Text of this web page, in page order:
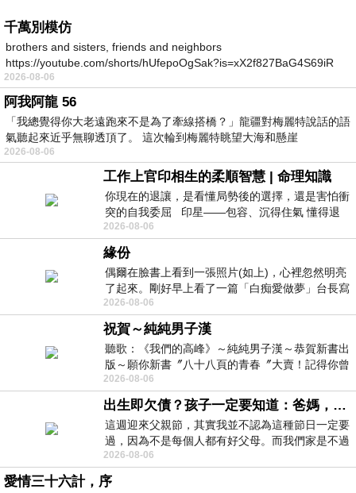
千萬別模仿
brothers and sisters, friends and neighbors
https://youtube.com/shorts/hUfepoOgSak?is=xX2f827BaG4S69iR
https
2026-08-06
阿我阿龍 56
「我總覺得你大老遠跑來不是為了牽線搭橋？」龍疆對梅麗特說話的語
氣聽起來近乎無聊透頂了。 這次輪到梅麗特眺望大海和懸崖
2026-08-06
工作上官印相生的柔順智慧 | 命理知識
你現在的退讓，是看懂局勢後的選擇，還是害怕衝
突的自我委屈 印星——包容、沉得住氣 懂得退
一步觀察，不會
2026-08-06
緣份
偶爾在臉書上看到一張照片(如上)，心裡忽然明亮
了起來。剛好早上看了一篇「白痴愛做夢」台長寫
的貼文，在回顧年輕時瘋狂愛上
2026-08-06
祝賀～純純男子漢
聽歌：《我們的高峰》～純純男子漢～恭賀新書出
版～願你新書〞八十八頁的青春〞大賣！記得你曾
經在我的版留言…「好讚的圖^^感覺大家
2026-08-06
出生即欠債？孩子一定要知道：爸媽，其實我不欠你們
這週迎來父親節，其實我並不認為這種節日一定要
過，因為不是每個人都有好父母。而我們家是不過
節的，平時也沒什麼儀式感，生活趨近冷
2026-08-06
愛情三十六計，序